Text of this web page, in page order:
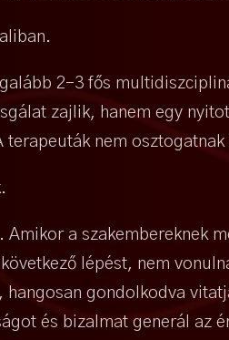
2-3 fős
zajlik, hanem egy
nem
a szakembereknek
lépést, nem
gondolkodva
és bizalmat generál az